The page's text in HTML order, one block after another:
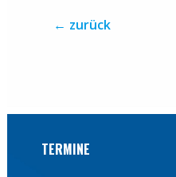
← zurück
TERMINE